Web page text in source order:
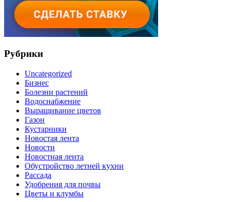
Рубрики
Uncategorized
Бизнес
Болезни растений
Водоснабжение
Выращивание цветов
Газон
Кустарники
Новостая лента
Новости
Новостная лента
Обустройство летней кухни
Рассада
Удобрения для почвы
Цветы и клумбы